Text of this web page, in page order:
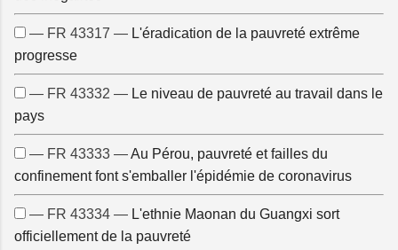
— FR 43317 — L'éradication de la pauvreté extrême
progresse
— FR 43332 — Le niveau de pauvreté au travail dans le
pays
— FR 43333 —Au Pérou, pauvreté et failles du
confinement font s'emballer l'épidémie de coronavirus
— FR 43334 — L'ethnie Maonan du Guangxi sort
officiellement de la pauvreté